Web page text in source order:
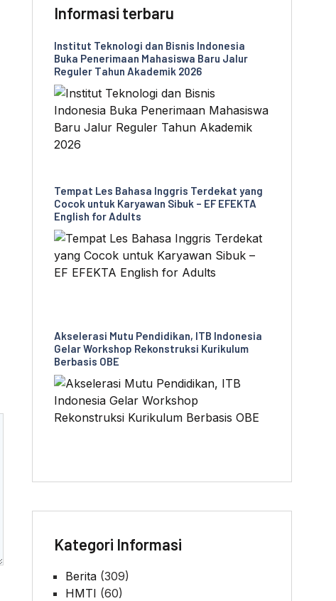
Informasi terbaru
Institut Teknologi dan Bisnis Indonesia
Buka Penerimaan Mahasiswa Baru Jalur
Reguler Tahun Akademik 2026
Tempat Les Bahasa Inggris Terdekat yang
Cocok untuk Karyawan Sibuk – EF EFEKTA
English for Adults
Akselerasi Mutu Pendidikan, ITB Indonesia
Gelar Workshop Rekonstruksi Kurikulum
Berbasis OBE
Kategori Informasi
Berita (309)
HMTI (60)